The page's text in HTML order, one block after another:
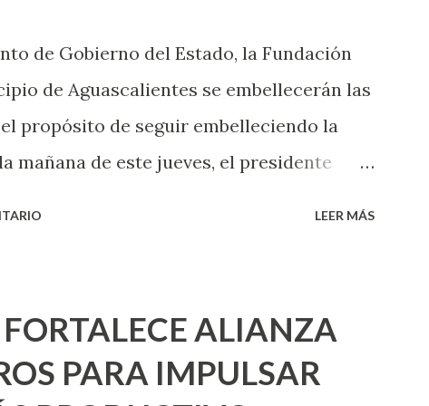
experiencia te dirá, siempre es mejor
de Gobierno del Estado, la Fundación
de Aguascalientes se embellecerán las
propósito de seguir embelleciendo la
mañana de este jueves, el presidente
Urbano y el Municipio capital. Leo
programa se usarán cerca de 90 mil
para dar inicio en la calle Nieto, entre
LEER MÁS
ALIANZA
PARA IMPULSAR